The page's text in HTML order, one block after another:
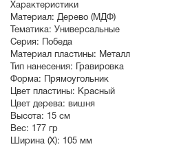
Характеристики
Материал: Дерево (МДФ)
Тематика: Универсальные
Серия: Победа
Материал пластины: Металл
Тип нанесения:
Гравировка
Форма: Прямоугольник
Цвет пластины: Красный
Цвет дерева: вишня
Высота: 15 см
Вес: 177 гр
Ширина (X): 105 мм